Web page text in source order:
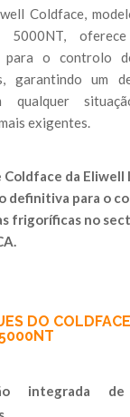
Coldface,
oferece
para o controlo
garantindo um
qualquer
exigentes.
Coldface da Eliwell
definitiva para o
frigoríficas no
DO
integrada de